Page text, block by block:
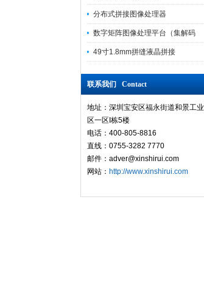
分布式拼接图像处理器
数字矩阵图像处理平台（集解码
49寸1.8mm拼缝液晶拼接
联系我们 Contact
地址：深圳宝安区福永街道和景工业
区一区I栋5楼
电话：400-805-8816
直线：0755-3282 7770
邮件：adver@xinshirui.com
网站： http://www.xinshirui.com